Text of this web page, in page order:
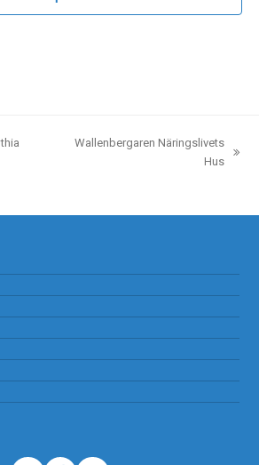
Wallenbergaren Näringslivets
Hus